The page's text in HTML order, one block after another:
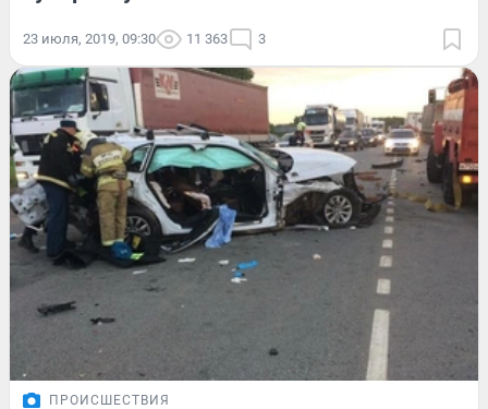
23 июля, 2019, 09:30 11 363 3
ПРОИСШЕСТВИЯ